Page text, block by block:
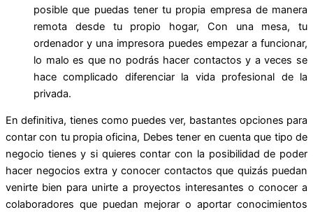
posible que puedas tener tu propia empresa de manera
remota desde tu propio hogar, Con una mesa, tu
ordenador y una impresora puedes empezar a funcionar,
lo malo es que no podrás hacer contactos y a veces se
hace complicado diferenciar la vida profesional de la
privada.
En definitiva, tienes como puedes ver, bastantes opciones para
contar con tu propia oficina, Debes tener en cuenta que tipo de
negocio tienes y si quieres contar con la posibilidad de poder
hacer negocios extra y conocer contactos que quizás puedan
venirte bien para unirte a proyectos interesantes o conocer a
colaboradores que puedan mejorar o aportar conocimientos